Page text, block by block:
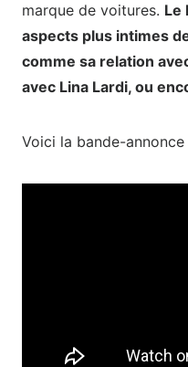
marque de voitures. Le
aspects plus intimes
comme sa relation
avec Lina Lardi, ou
Voici la bande-